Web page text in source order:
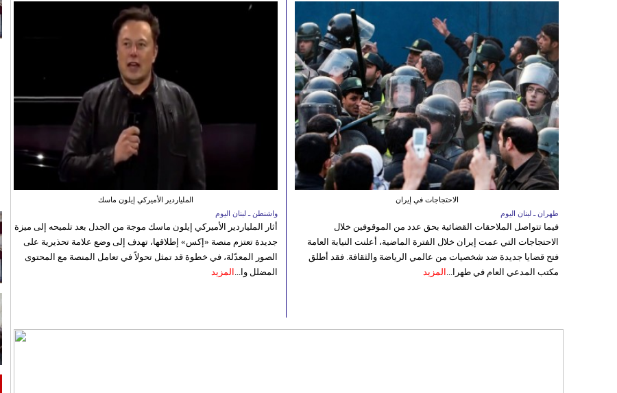
الملياردير الأميركي إيلون ماسك
واشنطن ـ لبنان اليوم
أثار الملياردير الأميركي إيلون ماسك موجة من الجدل بعد تلميحه إلى ميزة
جديدة تعتزم منصة «إكس» إطلاقها، تهدف إلى وضع علامة تحذيرية على
الصور المعدّلة، في خطوة قد تمثل تحولاً في تعامل المنصة مع المحتوى
المضلل وا... المزيد
الاحتجاجات في إيران
طهران ـ لبنان اليوم
فيما تتواصل الملاحقات القضائية بحق عدد من الموقوفين خلال
الاحتجاجات التي عمت إيران خلال الفترة الماضية، أعلنت النيابة العامة
فتح قضايا جديدة ضد شخصيات من عالمي الرياضة والثقافة. فقد أطلق
مكتب المدعي العام في طهرا... المزيد